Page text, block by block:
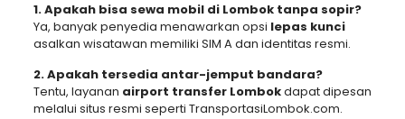
1. Apakah bisa sewa mobil di Lombok tanpa sopir?
Ya, banyak penyedia menawarkan opsi lepas kunci
asalkan wisatawan memiliki SIM A dan identitas resmi.
2. Apakah tersedia antar-jemput bandara?
Tentu, layanan airport transfer Lombokdapat dipesan
melalui situs resmi seperti TransportasiLombok.com.